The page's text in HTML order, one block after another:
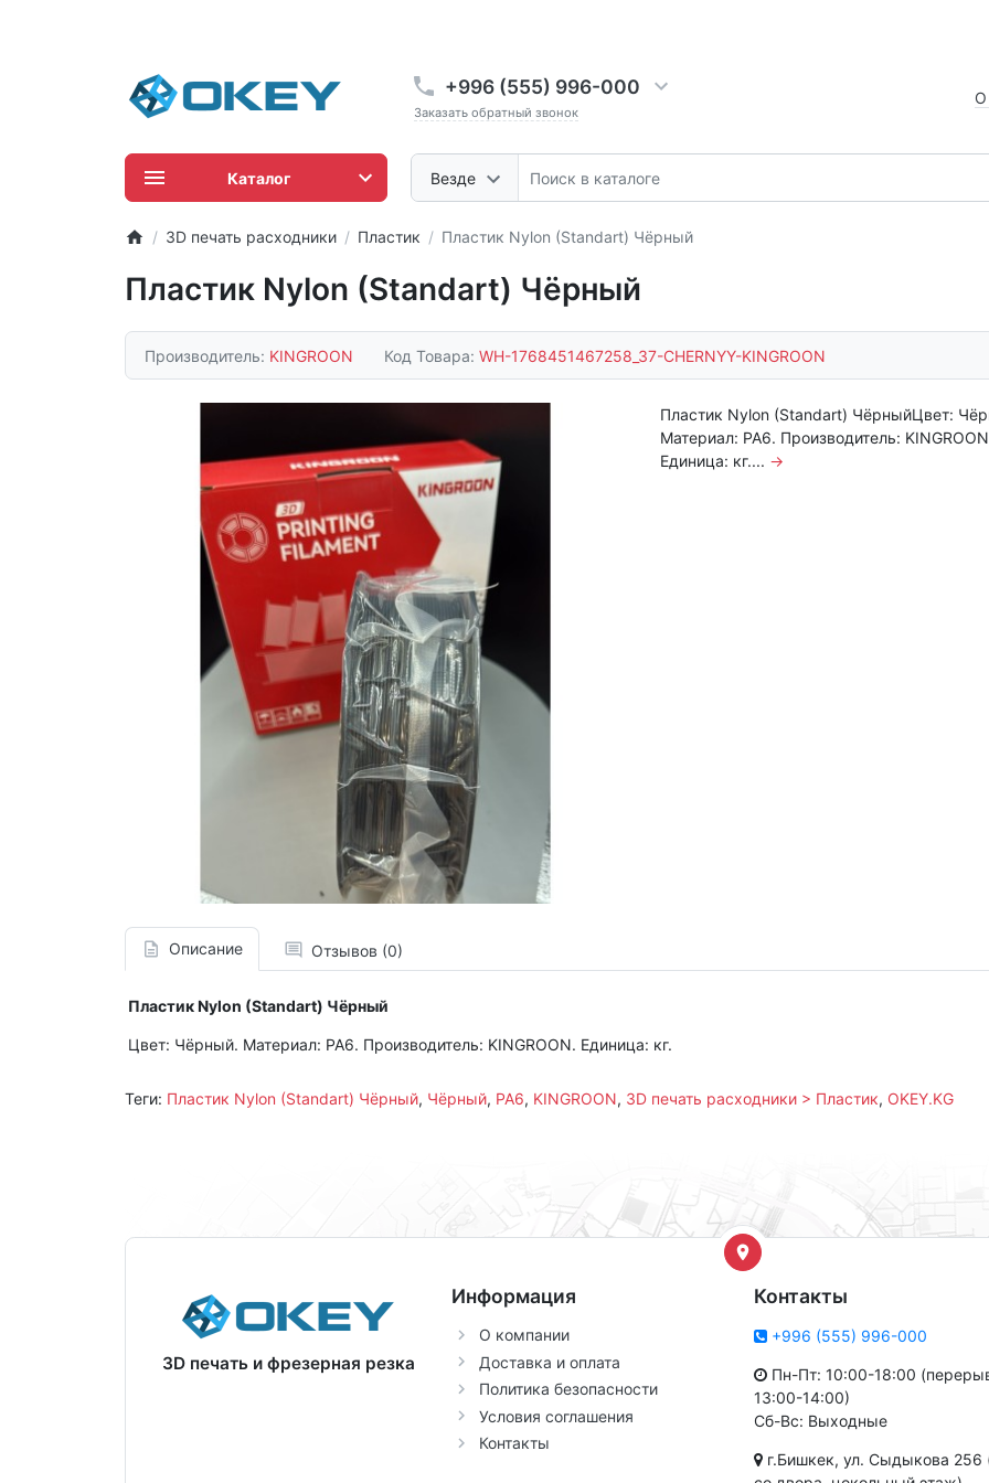
+996 (555) 996-000
Заказать обратный звонок
Везде
О
Каталог
3D печать расходники Пластик Пластик Nylon (Standart) Чёрный
Пластик Nylon (Standart) Чёрный
Производитель: KINGROON Код Товара: WH-1768451467258_37-CHERNYY-KINGROON
Пластик Nylon (Standart) ЧёрныйЦвет:
Материал: PA6. Производитель:
Единица: кг.... →
Описание Отзывов (0)
Пластик Nylon (Standart) Чёрный
Цвет: Чёрный. Материал: PA6. Производитель: KINGROON. Единица: кг.
Теги: Пластик Nylon (Standart) Чёрный, Чёрный, PA6, KINGROON, 3D печать расходники > Пластик, OKEY.KG
3D печать и фрезерная резка
Информация
О компании
Доставка и оплата
Политика безопасности
Условия соглашения
Контакты
Контакты
+996 (555) 996-000
Пн-Пт: 10:00-18:00
13:00-14:00)
Сб-Вс: Выходные
г.Бишкек, ул. Сыдыкова 256